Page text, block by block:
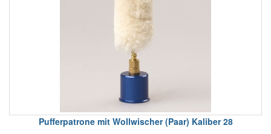
Pufferpatrone mit Wollwischer (Paar) Kaliber 28